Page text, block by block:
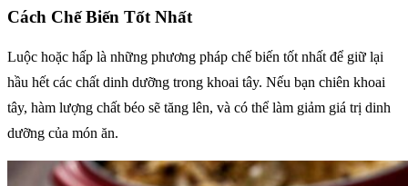
Cách Chế Biến Tốt Nhất
Luộc hoặc hấp là những phương pháp chế biến tốt nhất để giữ lại
hầu hết các chất dinh dưỡng trong khoai tây. Nếu bạn chiên khoai
tây, hàm lượng chất béo sẽ tăng lên, và có thể làm giảm giá trị dinh
dưỡng của món ăn.